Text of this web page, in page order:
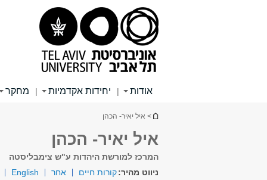
אודות | יחידות אקדמיות | מחקר
הינך נמצא כאן
> איל יאיר- הכהן
איל יאיר- הכהן
המרכז למורשת היהדות ע"ש צימבליסטה
ניווט מהיר:קורות חיים אחר English